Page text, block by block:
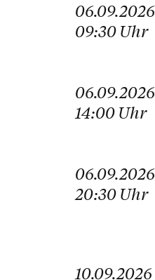
06.09.2026
09:30 Uhr
06.09.2026
14:00 Uhr
06.09.2026
20:30 Uhr
10.09.2026